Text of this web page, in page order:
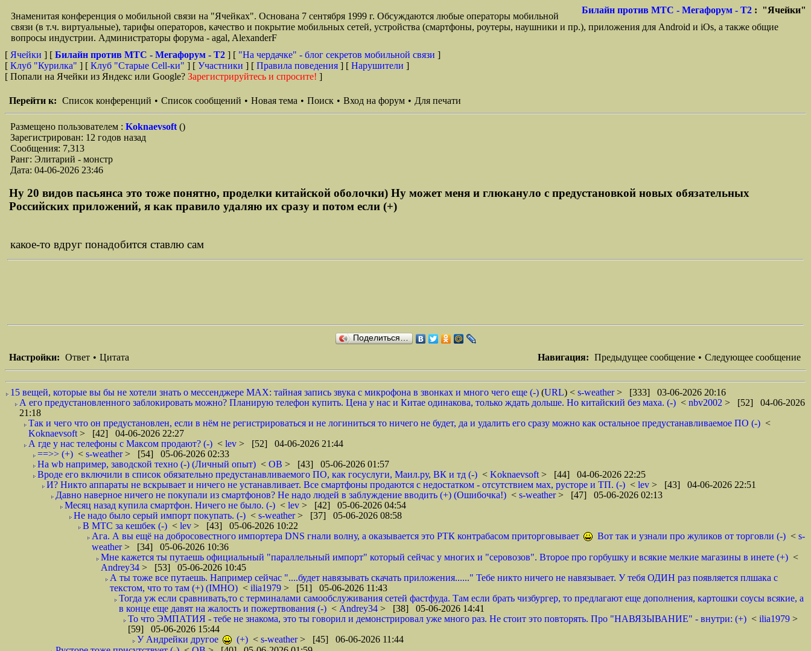
Билайн против МТС - Мегафорум - T2 : "Ячейки"
Знаменитая конференция о мобильной связи на "Ячейках". Основана 7 сентября 1999 г. Обсуждаются любые операторы мобильной
связи (в т.ч. виртуальные), тарифы операторов, качество и покрытие мобильных сетей, устройства (смартфоны, роутеры, наушники и пр.), приложения для Android и iOs, а также общие
вопросы индустрии. Администраторы форума - agal, AlexanderF
[ Ячейки ] [ Билайн против МТС - Мегафорум - T2 ] [ "На чердачке" - блог секретов мобильной связи ]
[ Клуб "Курилка" ] [ Клуб "Старые Сell-ки" ] [ Участники ] [ Правила поведения ] [ Нарушители ]
[ Попали на Ячейки из Яндекс или Google? Зарегистрируйтесь и спросите! ]
Перейти к: Список конференций • Список сообщений • Новая тема • Поиск • Вход на форум • Для печати
Размещено пользователем : Koknaevsoft ()
Зарегистрирован: 12 годов назад
Сообщения: 7,313
Ранг: Элитарий - монстр
Дата: 04-06-2026 23:46
Ну 20 видов пасьянса это тоже понятно, проделки китайской оболочки) Ну может меня и глюкануло с предустановкой новых обязательных
Российских приложений, я как правило удаляю их сразу и потом если (+)
какое-то вдруг понадобится ставлю сам
Поделиться…
Навигация: Предыдущее сообщение • Следующее сообщение
Настройки: Ответ • Цитата
15 вещей, которые вы бы не хотели знать о мессенджере MAX: тайная запись звука с микрофона в звонках и много чего еще (-) (URL) < s-weather> [333] 03-06-2026 20:16
А его предустановленного заблокировать можно? Планирую телефон купить. Цена у нас и Китае одинакова, только ждать дольше. Но китайский без маха. (-) < nbv2002 > [52] 04-06-2026
21:18
Так и чего что он предустановлен, если в нём не регистрироваться и не логиниться то ничего не будет, да и удалить его сразу можно как остальное предустанавливаемое ПО (-) <
Koknaevsoft > [42] 04-06-2026 22:27
А где у нас телефоны с Максом продают? (-) < lev > [52] 04-06-2026 21:44
==>> (+) < s-weather> [54] 05-06-2026 02:33
На wb например, заводской техно (-) (Личный опыт) < ОВ > [43] 05-06-2026 01:57
Вроде его включили в список обязательно предустанавливаемого ПО, как госуслуги, Маил.ру, ВК и тд (-) < Koknaevsoft > [44] 04-06-2026 22:25
И? Никто аппараты не вскрывает и ничего не устанавливает. Все смартфоны продаются с недостатком - отсутствием мах, русторе и ТП. (-) < lev > [43] 04-06-2026 22:51
Давно наверное ничего не покупали из смартфонов? Не надо людей в заблуждение вводить (+) (Ошибочка!) < s-weather> [47] 05-06-2026 02:13
Месяц назад купила смартфон. Ничего не было. (-) < lev > [42] 05-06-2026 04:54
Не надо было серый импорт покупать. (-) < s-weather> [37] 05-06-2026 08:58
В МТС за кешбек (-) < lev > [43] 05-06-2026 10:22
Ага. А вы ещё на добросовестного импортера DNS гнали волну, а оказывается это РТК контрабасом приторговывает
Вот так и узнали про жуликов от торговли (-) < s-
weather> [34] 05-06-2026 10:36
Мне кажется ты путаешь официальный "параллельный импорт" который сейчас у многих и "серовозов". Второе про горбушку и всякие мелкие магазины в инете (+) <
Andrey34 > [53] 05-06-2026 10:45
А ты тоже все путаешь. Например сейчас "....будет навязывать скачать приложения......" Тебе никто ничего не навязывает. У тебя ОДИН раз появляется плшака с
текстом, что то там (+) (IMHO) < ilia1979 > [51] 05-06-2026 11:43
Тогда уж если сравнивать,то с терминалами самообслуживания сетей фастфуда. Там если брать чизбургер, то предлагают еще дополнения, картошки соусы всякие, а
в конце еще давят на жалость и пожертвования (-) < Andrey34 > [38] 05-06-2026 14:41
То что ЭМПАТИЯ - тебе не знакома, это ты говорил и демонстрировал уже много раз. Не стоит это повторять. Про "НАВЯЗЫВАНИЕ" - внутри: (+) < ilia1979 >
[59] 05-06-2026 15:44
У Андрейки другое
(+) < s-weather> [45] 06-06-2026 11:44